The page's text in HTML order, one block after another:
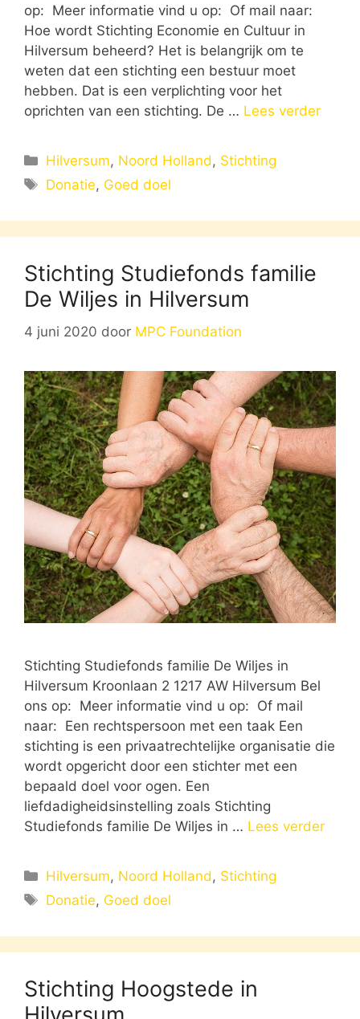
op: Meer informatie vind u op: Of mail naar:
Hoe wordt Stichting Economie en Cultuur in
Hilversum beheerd? Het is belangrijk om te
weten dat een stichting een bestuur moet
hebben. Dat is een verplichting voor het
oprichten van een stichting. De … Lees verder
Categorieën
Hilversum, Noord Holland, Stichting
Tags
Donatie, Goed doel
Stichting Studiefonds familie
De Wiljes in Hilversum
4 juni 2020 door MPC Foundation
Stichting Studiefonds familie De Wiljes in
Hilversum Kroonlaan 2 1217 AW Hilversum Bel
ons op: Meer informatie vind u op: Of mail
naar: Een rechtspersoon met een taak Een
stichting is een privaatrechtelijke organisatie die
wordt opgericht door een stichter met een
bepaald doel voor ogen. Een
liefdadigheidsinstelling zoals Stichting
Studiefonds familie De Wiljes in … Lees verder
Categorieën
Hilversum, Noord Holland , Stichting
Tags
Donatie, Goed doel
Stichting Hoogstede in